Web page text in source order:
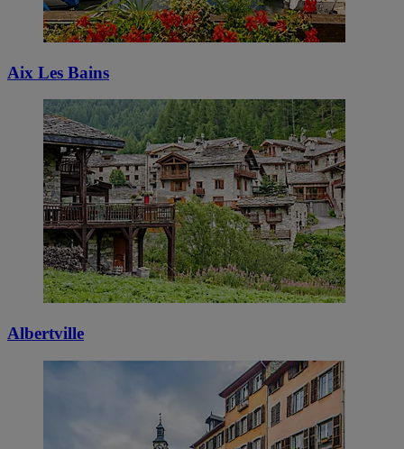
Aix Les Bains
Albertville